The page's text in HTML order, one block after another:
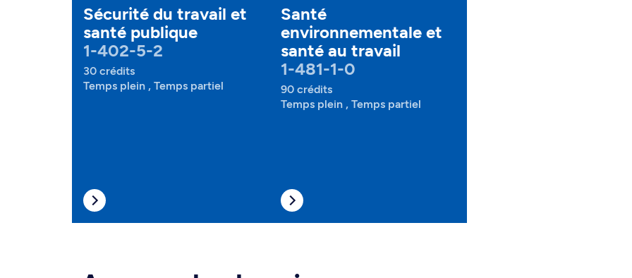
Sécurité du travail et
santé publique
1-402-5-2
30 crédits
Temps plein , Temps partiel
Santé
environnementale et
santé au travail
1-481-1-0
90 crédits
Temps plein , Temps partiel